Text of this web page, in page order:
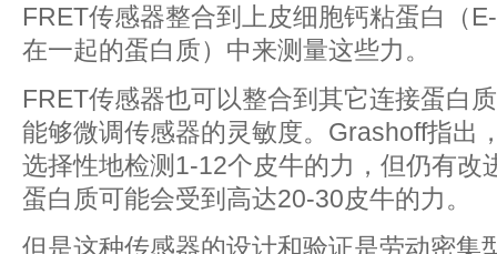
FRET传感器整合到上皮细胞钙粘蛋白（
在一起的蛋白质）中来测量这些力。
FRET传感器也可以整合到其它连接蛋白
能够微调传感器的灵敏度。Grashoff指出
选择性地检测1-12个皮牛的力，但仍有改
蛋白质可能会受到高达20-30皮牛的力。
但是这种传感器的设计和验证是劳动密集